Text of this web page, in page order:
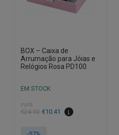
BOX – Caixa de
Arrumação para Jóias e
Relógios Rosa PD100
EM STOCK
PVPR
€24.10
O
original
€10.41
O
atual